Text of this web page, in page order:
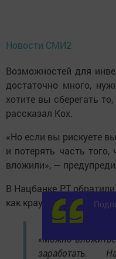
Новости СМИ2
Возможностей для
достаточно много,
хотите вы сберегать
рассказал Кох.
«Но если вы рискуете
и потерять часть
вложили», —
В Нацбанке РТ
как краудфандинг.
«Можно
заработать.